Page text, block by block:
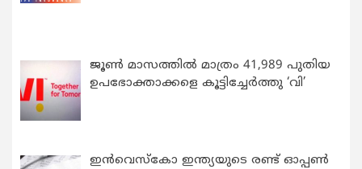
ജൂൺ മാസത്തിൽ മാത്രം 41,989 പുതിയ
ഉപഭോക്താക്കളെ കൂട്ടിച്ചേർത്തു ‘വി’
ഇന്‍വെസ്കോ ഇന്ത്യയുടെ രണ്ട് ഓപ്പണ്‍